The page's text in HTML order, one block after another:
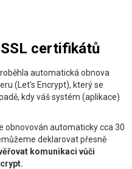
certifikátů
automatická obnova
(Let's Encrypt), který se
kdy váš systém (aplikace)
obnovován automaticky cca 30
deklarovat přesně
komunikaci vůči